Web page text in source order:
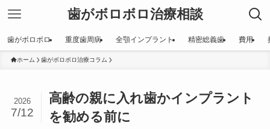
歯がボロボロ治療相談
歯がボロボロ 重度歯周病 全顎インプラント 精密総義歯 費用
ホーム 歯がボロボロ治療コラム
高齢の親に入れ歯かインプラント
を勧める前に
2026
7/12